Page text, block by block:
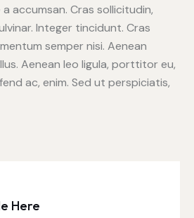
accumsan. Cras sollicitudin,
Integer tincidunt. Cras
semper nisi. Aenean
Aenean leo ligula, porttitor eu,
ac, enim. Sed ut perspiciatis,
Here